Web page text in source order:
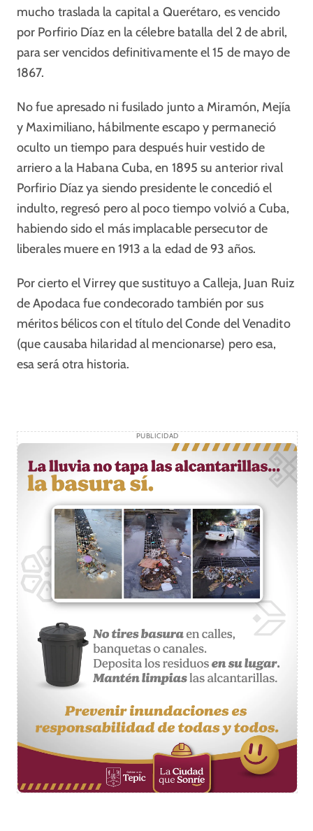
mucho traslada la capital a Querétaro, es vencido
por Porfirio Díaz en la célebre batalla del 2 de abril,
para ser vencidos definitivamente el 15 de mayo de
1867.
No fue apresado ni fusilado junto a Miramón, Mejía
y Maximiliano, hábilmente escapo y permaneció
oculto un tiempo para después huir vestido de
arriero a la Habana Cuba, en 1895 su anterior rival
Porfirio Díaz ya siendo presidente le concedió el
indulto, regresó pero al poco tiempo volvió a Cuba,
habiendo sido el más implacable persecutor de
liberales muere en 1913 a la edad de 93 años.
Por cierto el Virrey que sustituyo a Calleja, Juan Ruiz
de Apodaca fue condecorado también por sus
méritos bélicos con el título del Conde del Venadito
(que causaba hilaridad al mencionarse) pero esa,
esa será otra historia.
PUBLICIDAD